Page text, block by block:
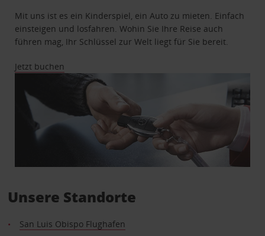
Mit uns ist es ein Kinderspiel, ein Auto zu mieten. Einfach
einsteigen und losfahren. Wohin Sie Ihre Reise auch
führen mag, Ihr Schlüssel zur Welt liegt für Sie bereit.
Jetzt buchen
Unsere Standorte
San Luis Obispo Flughafen